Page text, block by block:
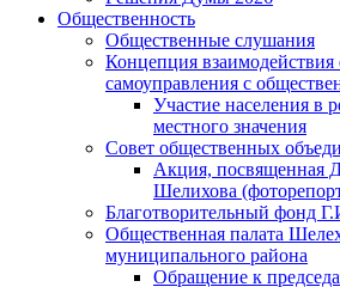
Общественность
Общественные слушания
Концепция взаимодействия
самоуправления с
Участие населения в
местного значения
Совет общественных
Акция, посвященная
Шелихова
Благотворительный фонд
Общественная палата
муниципального района
Обращение к